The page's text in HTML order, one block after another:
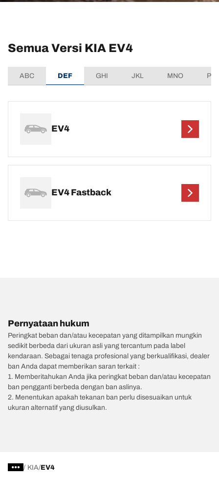
Semua Versi KIA EV4
ABC DEF GHI JKL MNO
EV4
EV4 Fastback
Pernyataan hukum
Peringkat beban dan/atau kecepatan yang ditampilkan mungkin
sedikit berbeda dari ukuran asli yang tercantum pada label
kendaraan. Sebagai tenaga profesional yang berkualifikasi, dealer
ban Anda dapat memberikan saran terkait :
1. Memberitahukan Anda jika peringkat beban dan/atau kecepatan
ban pengganti berbeda dengan ban aslinya.
2. Menentukan apakah tekanan ban perlu disesuaikan untuk
ukuran alternatif yang diusulkan.
/ KIA EV4